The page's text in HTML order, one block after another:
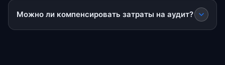
Можно ли компенсировать затраты на аудит?